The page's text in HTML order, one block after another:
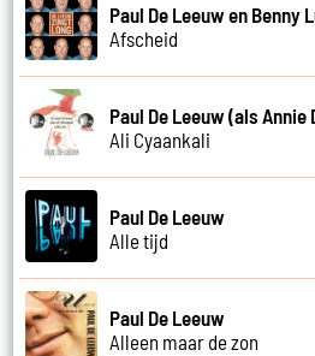
Paul De Leeuw en Benny
Afscheid
Paul De Leeuw (als Annie
Ali Cyaankali
Paul De Leeuw
Alle tijd
Paul De Leeuw
Alleen maar de zon